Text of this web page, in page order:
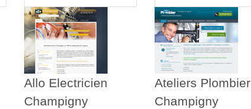
Allo Electricien
Champigny
Ateliers Plombier
Champigny